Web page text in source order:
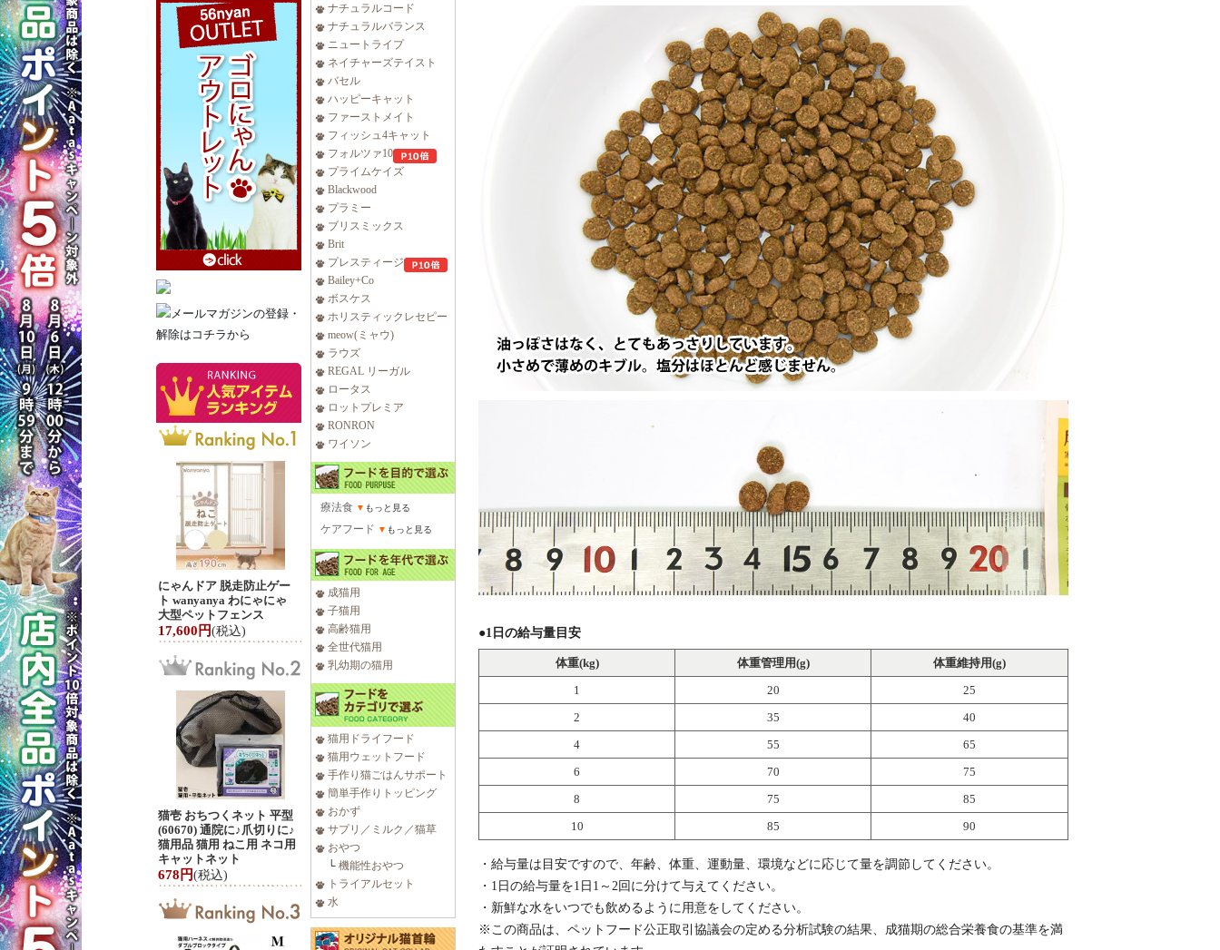
にゃんドア 脱走防止ゲー
ト wanyanya わにゃにゃ
大型ペットフェンス
17,600円(税込)
猫壱 おちつくネット 平型
(60670) 通院に♪爪切りに♪
猫用品 猫用 ねこ用 ネコ用
キャットネット
678円(税込)
ナチュラルコード
ナチュラルバランス
ニュートライプ
ネイチャーズテイスト
バセル
ハッピーキャット
ファーストメイト
フィッシュ4キャット
フォルツァ10
プライムケイズ
Blackwood
プラミー
ブリスミックス
Brit
プレスティージ
Bailey+Co
ボスケス
ホリスティックレセピー
meow(ミャウ)
ラウズ
REGAL リーガル
ロータス
ロットプレミア
RONRON
ワイソン
療法食 ▼ もっと見る
ケアフード ▼ もっと見る
成猫用
子猫用
高齢猫用
全世代猫用
乳幼期の猫用
猫用ドライフード
猫用ウェットフード
手作り猫ごはんサポート
簡単手作りトッピング
おかず
サプリ／ミルク／猫草
おやつ
└ 機能性おやつ
トライアルセット
水
●1日の給与量目安
体重(kg) 体重管理用(g)
体重維持用(g)
1
20
25
2
35
40
4
55
65
6
70
75
8
75
85
10
85 90
・給与量は目安ですので、年齢、体重、運動量、環境などに応じて量を調節してください。
・1日の給与量を1日1～2回に分けて与えてください。
・新鮮な水をいつでも飲めるように用意をしてください。
※この商品は、ペットフード公正取引協議会の定める分析試験の結果、成猫期の総合栄養食の基準を満